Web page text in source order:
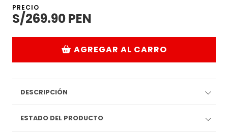
PRECIO
S/269.90 PEN
AGREGAR AL CARRO
DESCRIPCIÓN
ESTADO DEL PRODUCTO